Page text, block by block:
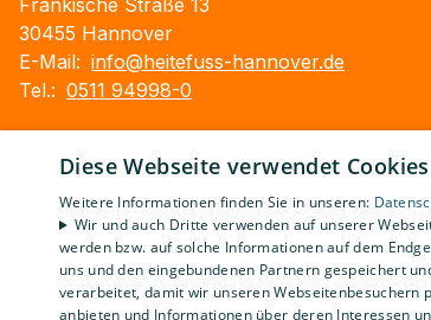
Fränkische Straße 13
30455 Hannover
E-Mail: info@heitefuss-hannover.de
Tel.: 0511 94998-0
Impressum
Barrierefreiheitserklärung
Datenschutzerklärung
AGB
Diese Webseite verwendet
Weitere Informationen finden Sie in unseren:
Wir und auch Dritte verwenden auf unserer
werden bzw. auf solche Informationen auf dem
uns und den eingebundenen Partnern gespeichert
verarbeitet, damit wir unseren Webseitenbesuchern
anbieten und Informationen über deren Interessen